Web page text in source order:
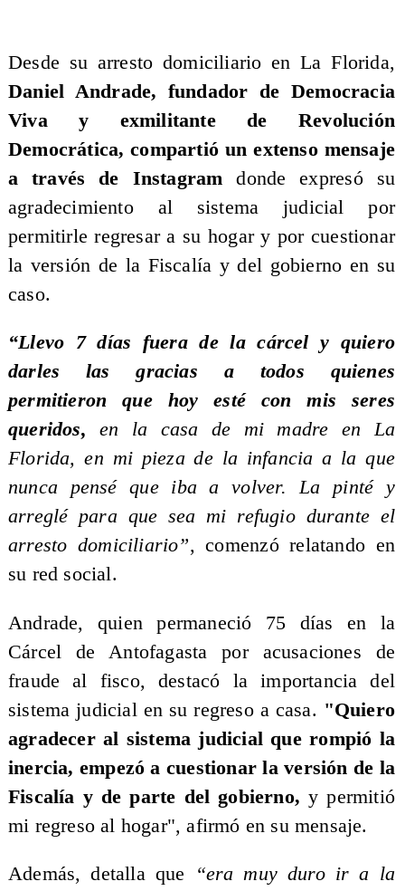
​Desde su arresto domiciliario en La Florida,
Daniel Andrade, fundador de Democracia
Viva y exmilitante de Revolución
Democrática, compartió un extenso mensaje
a través de Instagramdonde expresó su
agradecimiento al sistema judicial por
permitirle regresar a su hogar y por cuestionar
la versión de la Fiscalía y del gobierno en su
caso.
​“Llevo 7 días fuera de la cárcel y quiero
darles las gracias a todos quienes
permitieron que hoy esté con mis seres
queridos, en la casa de mi madre en La
Florida, en mi pieza de la infancia a la que
nunca pensé que iba a volver. La pinté y
arreglé para que sea mi refugio durante el
arresto domiciliario”, comenzó relatando en
su red social.
​Andrade, quien permaneció 75 días en la
Cárcel de Antofagasta por acusaciones de
fraude al fisco, destacó la importancia del
sistema judicial en su regreso a casa. "Quiero
agradecer al sistema judicial que rompió la
inercia, empezó a cuestionar la versión de la
Fiscalía y de parte del gobierno, y permitió
mi regreso al hogar", afirmó en su mensaje.
Además, detalla que
“era muy duro ir a la